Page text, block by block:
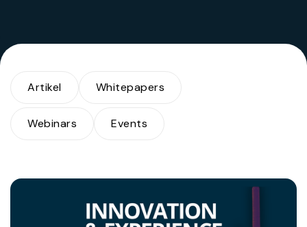
Artikel Whitepapers
Webinars Events